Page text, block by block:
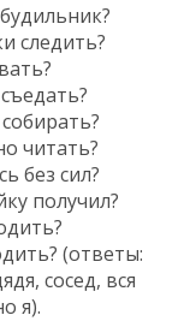
следить?
читать?
без сил?
получил?
(ответы:
сосед, вся
я).